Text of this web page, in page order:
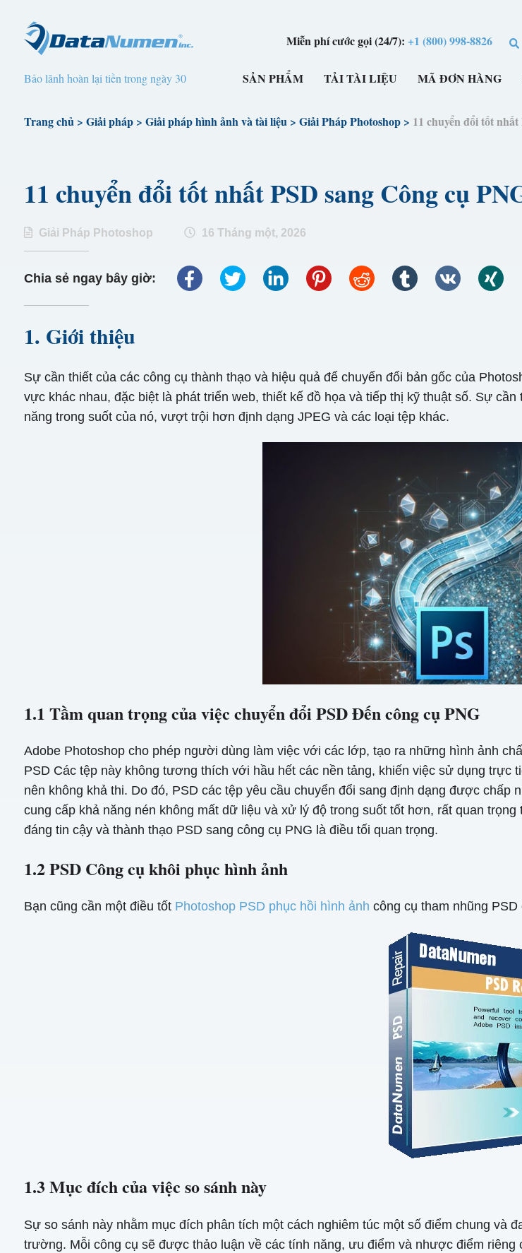
Miễn phí cước gọi (24/7):+1 (800) 998-8826
Bảo lãnh hoàn lại tiền trong ngày 30 SẢN PHẨM TẢI TÀI LIỆU MÃ ĐƠN HÀNG
Trang chủ> Giải pháp> Giải pháp hình ảnh và tài liệu> Giải Pháp Photoshop> 11 chuyển đổi tốt
11 chuyển đổi tốt nhất PSD sang Công cụ
Giải Pháp Photoshop 16 Tháng một, 2026
Chia sẻ ngay bây giờ:
1. Giới thiệu
Sự cần thiết của các công cụ thành thạo và hiệu quả để chuyển đổi bản gốc của
vực khác nhau, đặc biệt là phát triển web, thiết kế đồ họa và tiếp thị kỹ thuật số. Sự
năng trong suốt của nó, vượt trội hơn định dạng JPEG và các loại tệp khác.
1.1 Tầm quan trọng của việc chuyển đổi PSD Đến công cụ PNG
Adobe Photoshop cho phép người dùng làm việc với các lớp, tạo ra những hình ảnh
PSD Các tệp này không tương thích với hầu hết các nền tảng, khiến việc sử dụng trực
nên không khả thi. Do đó, PSD các tệp yêu cầu chuyển đổi sang định dạng được
cung cấp khả năng nén không mất dữ liệu và xử lý độ trong suốt tốt hơn, rất quan
đáng tin cậy và thành thạo PSD sang công cụ PNG là điều tối quan trọng.
1.2 PSD Công cụ khôi phục hình ảnh
Bạn cũng cần một điều tốt Photoshop PSD phục hồi hình ảnh công cụ tham nhũng
1.3 Mục đích của việc so sánh này
Sự so sánh này nhằm mục đích phân tích một cách nghiêm túc một số điểm chung và
trường. Mỗi công cụ sẽ được thảo luận về các tính năng, ưu điểm và nhược điểm